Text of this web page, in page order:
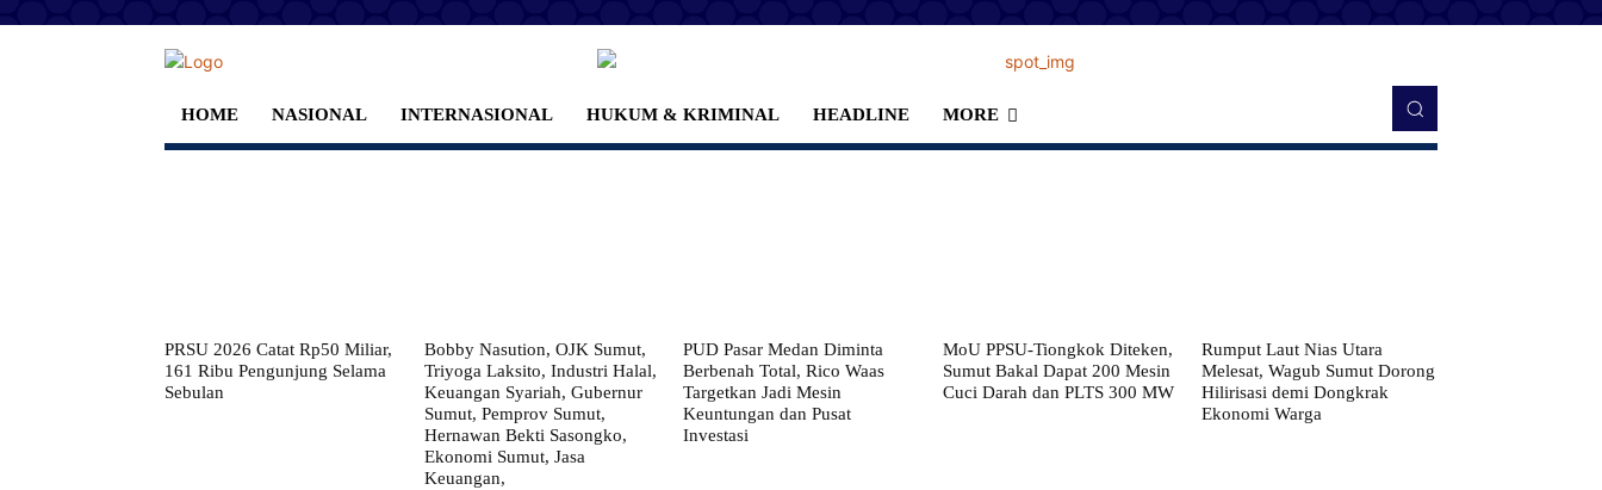
HOME NASIONAL INTERNASIONAL HUKUM & KRIMINAL HEADLINE MORE
PRSU 2026 Catat Rp50 Miliar,
161 Ribu Pengunjung Selama
Sebulan
Bobby Nasution, OJK Sumut,
Triyoga Laksito, Industri Halal,
Keuangan Syariah, Gubernur
Sumut, Pemprov Sumut,
Hernawan Bekti Sasongko,
Ekonomi Sumut, Jasa
Keuangan,
PUD Pasar Medan Diminta
Berbenah Total, Rico Waas
Targetkan Jadi Mesin
Keuntungan dan Pusat
Investasi
MoU PPSU-Tiongkok Diteken,
Sumut Bakal Dapat 200 Mesin
Cuci Darah dan PLTS 300 MW
Rumput Laut Nias Utara
Melesat, Wagub Sumut Dorong
Hilirisasi demi Dongkrak
Ekonomi Warga